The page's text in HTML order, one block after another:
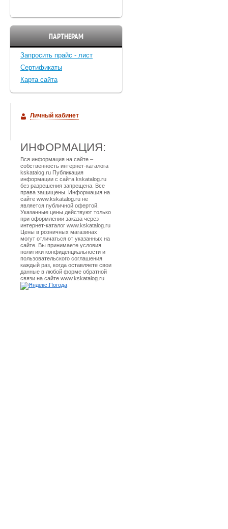
ПАРТНЕРАМ
Запросить прайс - лист
Cертификаты
Карта сайта
Личный кабинет
ИНФОРМАЦИЯ:
Вся информация на сайте –
собственность интернет-каталога
kskatalog.ru Публикация
информации с сайта kskatalog.ru
без разрешения запрещена. Все
права защищены. Информация на
сайте www.kskatalog.ru не
является публичной офертой.
Указанные цены действуют только
при оформлении заказа через
интернет-каталог www.kskatalog.ru
Цены в розничных магазинах
могут отличаться от указанных на
сайте. Вы принимаете условия
политики конфиденциальности и
пользовательского соглашения
каждый раз, когда оставляете свои
данные в любой форме обратной
связи на сайте www.kskatalog.ru